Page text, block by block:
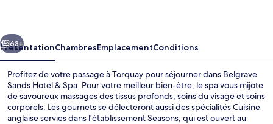
Spa
Suivant
63+
PrésentationChambresEmplacementConditions
Profitez de votre passage à Torquay pour séjourner dans Belgrave
Sands Hotel & Spa. Pour votre meilleur bien-être, le spa vous mijote
de savoureux massages des tissus profonds, soins du visage et soins
corporels. Les gournets se délecteront aussi des spécialités Cuisine
anglaise servies dans l'établissement Seasons, qui est ouvert au